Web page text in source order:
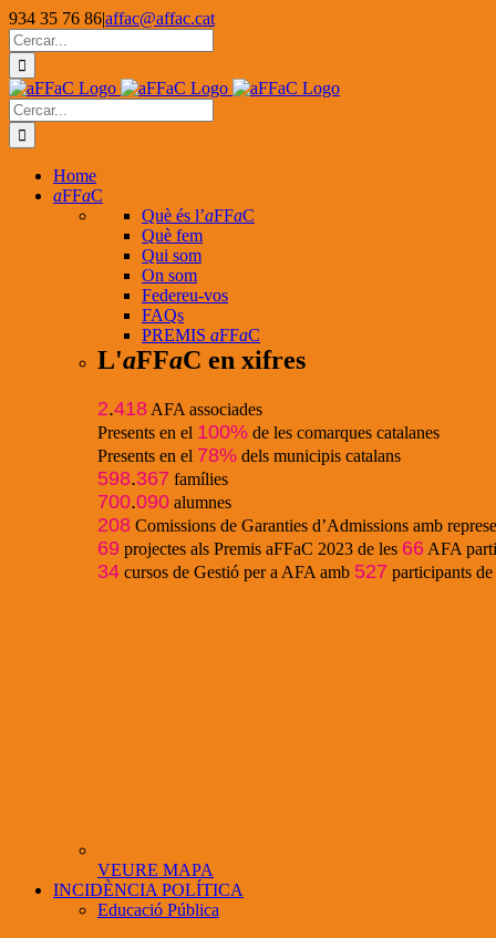
Skip
to
content
934 35 76 86|affac@affac.cat
Facebook
X
YouTube
Cerca
…
Cerca
…
Home
aFFaC
Què és l’aFFaC
Què fem
Qui som
On som
Federeu-vos
FAQs
PREMIS aFFaC
L'aFFaC en xifres
2.418 AFA associades
Presents en el 100% de les comarques catalanes
Presents en el 78% dels municipis catalans
598.367 famílies
700.090 alumnes
208 Comissions de Garanties d’Admissions amb
69 projectes als Premis aFFaC 2023 de les 66 AFA
34 cursos de Gestió per a AFA amb 527 participants de
VEURE MAPA
INCIDÈNCIA POLÍTICA
Educació Pública